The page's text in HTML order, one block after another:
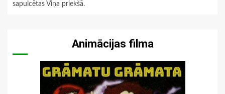
sapulcētas Viņa priekšā.
Animācijas filma